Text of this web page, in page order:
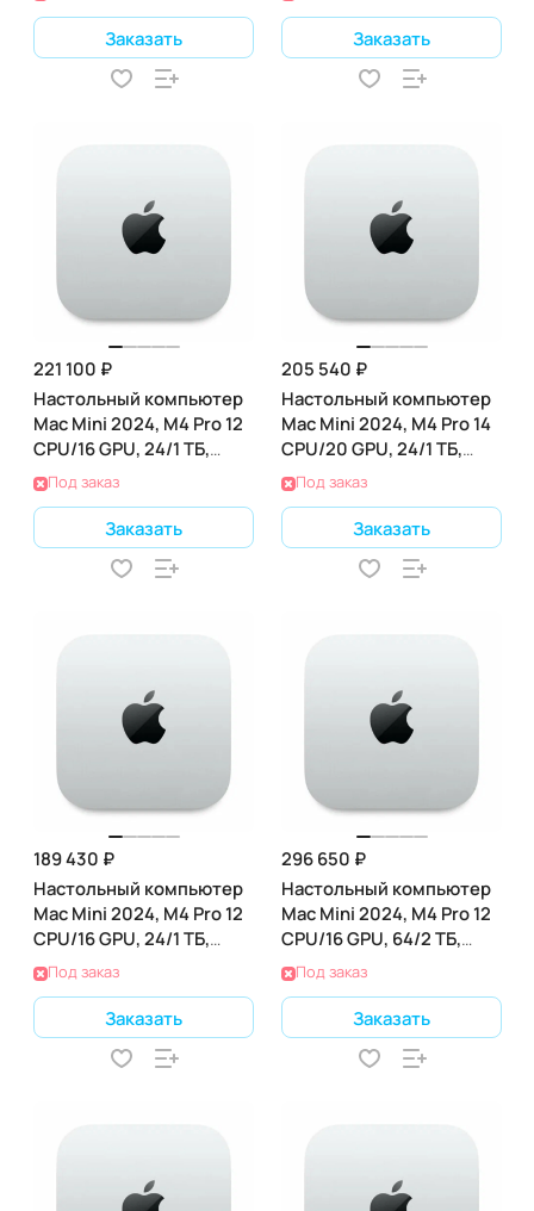
Заказать Заказать
221 100 ₽
Настольный компьютер
Mac Mini 2024, M4 Pro 12
CPU/16 GPU, 24/1 ТБ,
(Z1JV0007W)
Под заказ
Заказать
205 540 ₽
Настольный компьютер
Mac Mini 2024, M4 Pro 14
CPU/20 GPU, 24/1 ТБ,
(Z1JV000LD)
Под заказ
Заказать
189 430 ₽
Настольный компьютер
Mac Mini 2024, M4 Pro 12
CPU/16 GPU, 24/1 ТБ,
(Z1JV000ME)
Под заказ
Заказать
296 650 ₽
Настольный компьютер
Mac Mini 2024, M4 Pro 12
CPU/16 GPU, 64/2 ТБ,
(Z1JV000L0)
Под заказ
Заказать